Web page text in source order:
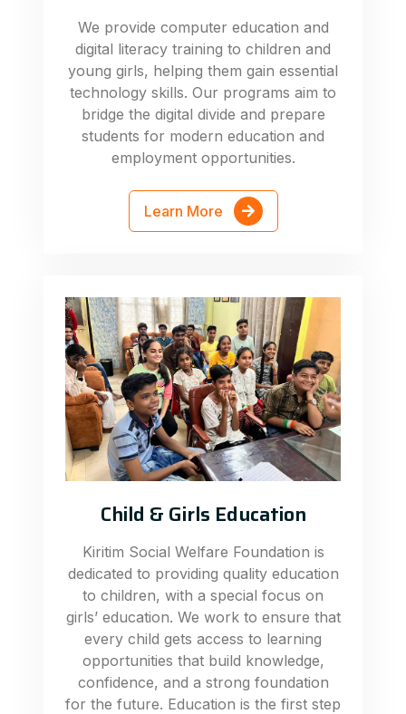
We provide computer education and
digital literacy training to children and
young girls, helping them gain essential
technology skills. Our programs aim to
bridge the digital divide and prepare
students for modern education and
employment opportunities.
Learn More
Child & Girls Education
Kiritim Social Welfare Foundation is
dedicated to providing quality education
to children, with a special focus on
girls’ education. We work to ensure that
every child gets access to learning
opportunities that build knowledge,
confidence, and a strong foundation
for the future. Education is the first step